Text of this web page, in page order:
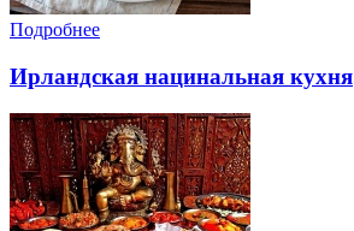
Подробнее
Ирландская нацинальная кухня